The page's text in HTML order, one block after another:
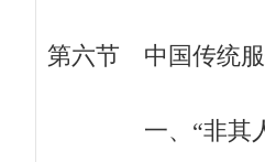
第六节 中国传统
一、“非其人不